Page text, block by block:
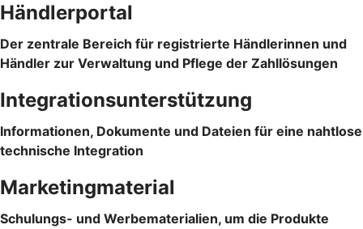
Händlerportal
Der zentrale Bereich für registrierte Händlerinnen und
Händler zur Verwaltung und Pflege der Zahllösungen
Integrationsunterstützung
Informationen, Dokumente und Dateien für eine nahtlose
technische Integration
Marketingmaterial
Schulungs- und Werbematerialien, um die Produkte